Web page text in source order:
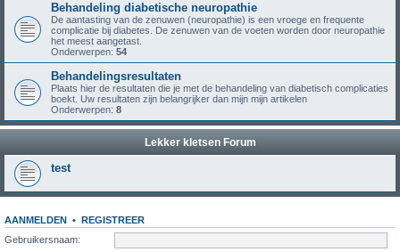
Behandeling diabetische neuropathie
De aantasting van de zenuwen (neuropathie) is een vroege en frequente
complicatie bij diabetes. De zenuwen van de voeten worden door neuropathie
het meest aangetast.
Onderwerpen: 54
Behandelingsresultaten
Plaats hier de resultaten die je met de behandeling van diabetisch complicaties
boekt. Uw resultaten zijn belangrijker dan mijn mijn artikelen
Onderwerpen: 8
Lekker kletsen Forum
test
AANMELDEN • REGISTREER
Gebruikersnaam: